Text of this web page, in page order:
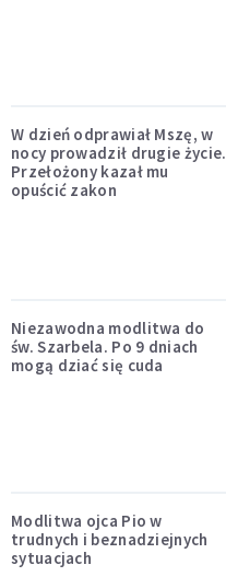
W dzień odprawiał Mszę, w
nocy prowadził drugie życie.
Przełożony kazał mu
opuścić zakon
Niezawodna modlitwa do
św. Szarbela. Po 9 dniach
mogą dziać się cuda
Modlitwa ojca Pio w
trudnych i beznadziejnych
sytuacjach